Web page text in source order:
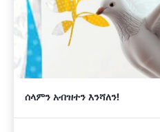
ሰላምን አብዝተን እንሻለን!